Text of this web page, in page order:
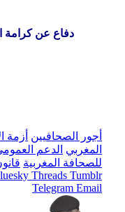
دفاع عن كرامة
أجور الصحافيين أزمة
المغربي الدعم
للصحافة المغربية
Threads Tumblr
Telegram Email